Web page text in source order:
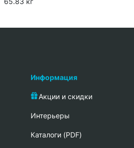
Информация
Акции и скидки
Интерьеры
Каталоги (PDF)